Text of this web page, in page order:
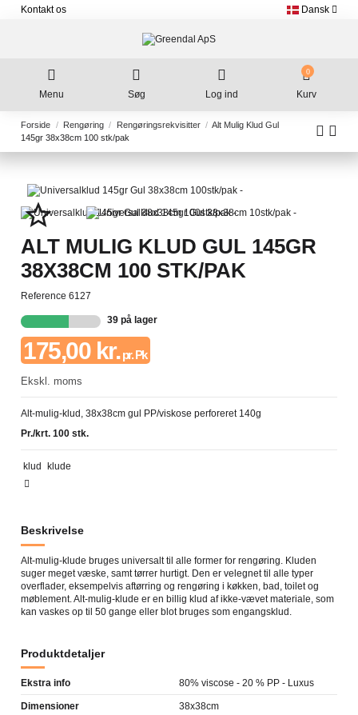
Kontakt os Dansk
Menu Søg Log ind
0
Kurv
Forside Rengøring Rengøringsrekvisitter
Alt Mulig Klud Gul
145gr 38x38cm 100 stk/pak
star_border
ALT MULIG KLUD GUL 145GR
38X38CM 100 STK/PAK
Reference 6127
39 på lager
175,00 kr.pr. Pk
Ekskl. moms
Alt-mulig-klud, 38x38cm gul PP/viskose perforeret 140g
Pr./krt. 100 stk.
klud klude
Beskrivelse
Alt-mulig-klude bruges universalt til alle former for rengøring. Kluden
suger meget væske, samt tørrer hurtigt. Den er velegnet til alle typer
overflader, eksempelvis aftørring og rengøring i køkken, bad, toilet og
møblement. Alt-mulig-klude er en billig klud af ikke-vævet materiale, som
kan vaskes op til 50 gange eller blot bruges som engangsklud.
Produktdetaljer
Ekstra info 80% viscose - 20 % PP - Luxus
Dimensioner 38x38cm